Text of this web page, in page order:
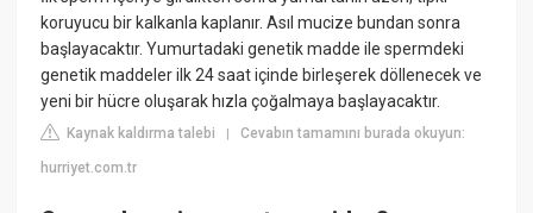
koruyucu bir kalkanla kaplanır. Asıl mucize bundan sonra
başlayacaktır. Yumurtadaki genetik madde ile spermdeki
genetik maddeler ilk 24 saat içinde birleşerek döllenecek ve
yeni bir hücre oluşarak hızla çoğalmaya başlayacaktır.
Kaynak kaldırma talebi |Cevabın tamamını burada okuyun:
hurriyet.com.tr